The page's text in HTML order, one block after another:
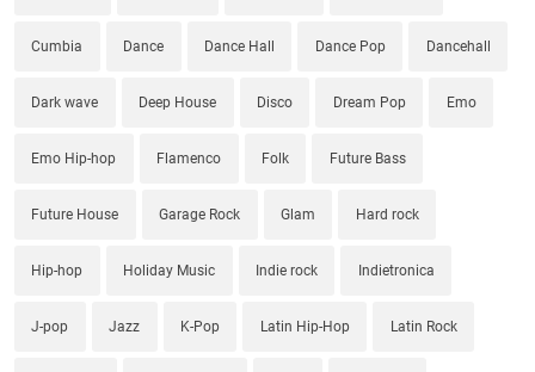
Cumbia Dance Dance Hall Dance Pop Dancehall
Dark wave Deep House Disco Dream Pop Emo
Emo Hip-hop Flamenco Folk Future Bass
Future House Garage Rock Glam Hard rock
Hip-hop Holiday Music Indie rock Indietronica
J-pop Jazz K-Pop Latin Hip-Hop Latin Rock